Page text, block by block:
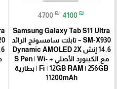
4700 ₪ 4100 ₪
Samsung Galaxy Tab S11 Ultra
SM-X930 – تابلت سامسونج الرائد
14.6 إنش Dynamic AMOLED 2X
مع الكيبورد الأصلي + S Pen | Wi-
Fi | 12GB RAM | 256GB | بطارية
11200mAh